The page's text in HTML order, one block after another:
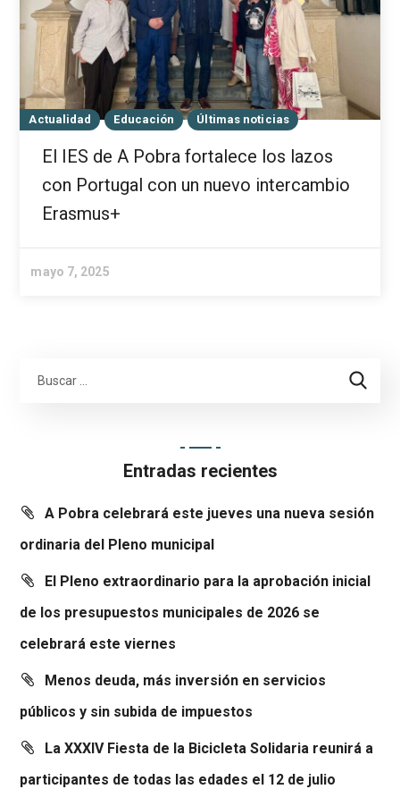
Actualidad Educación Últimas noticias
El IES de A Pobra fortalece los lazos
con Portugal con un nuevo intercambio
Erasmus+
mayo 7, 2025
Entradas recientes
A Pobra celebrará este jueves una nueva sesión
ordinaria del Pleno municipal
El Pleno extraordinario para la aprobación inicial
de los presupuestos municipales de 2026 se
celebrará este viernes
Menos deuda, más inversión en servicios
públicos y sin subida de impuestos
La XXXIV Fiesta de la Bicicleta Solidaria reunirá a
participantes de todas las edades el 12 de julio